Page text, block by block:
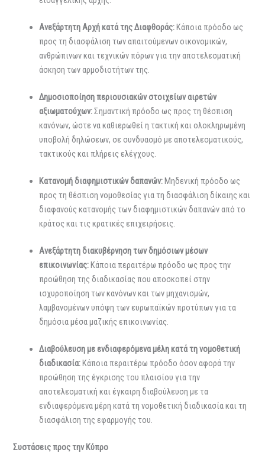
Ανεξάρτητη Αρχή κατά της Διαφθοράς:Κάποια πρόοδο ως
προς τη διασφάλιση των απαιτούμενων οικονομικών,
ανθρώπινων και τεχνικών πόρων για την αποτελεσματική
άσκηση των αρμοδιοτήτων της.
Δημοσιοποίησηπεριουσιακών στοιχείων αιρετών
αξιωματούχων:Σημαντική πρόοδο ως προς τη θέσπιση
κανόνων, ώστε να καθιερωθεί η τακτική και ολοκληρωμένη
υποβολή δηλώσεων, σε συνδυασμό με αποτελεσματικούς,
τακτικούς και πλήρεις ελέγχους.
Κατανομή διαφημιστικών δαπανών:Μηδενική πρόοδο ως
προς τη θέσπιση νομοθεσίας για τη διασφάλιση δίκαιης και
διαφανούς κατανομής των διαφημιστικών δαπανών από το
κράτος και τις κρατικές επιχειρήσεις.
Ανεξάρτητη διακυβέρνηση των δημόσιων μέσων
επικοινωνίας:Κάποια περαιτέρω πρόοδο ως προς την
προώθηση της διαδικασίας που αποσκοπεί στην
ισχυροποίηση των κανόνων και των μηχανισμών,
λαμβανομένων υπόψη των ευρωπαϊκών προτύπων για τα
δημόσια μέσα μαζικής επικοινωνίας.
Διαβούλευση με ενδιαφερόμενα μέλη κατά τη νομοθετική
διαδικασία:Κάποια περαιτέρω πρόοδο όσον αφορά την
προώθηση της έγκρισης του πλαισίου για την
αποτελεσματική και έγκαιρη διαβούλευση με τα
ενδιαφερόμενα μέρη κατά τη νομοθετική διαδικασία και τη
διασφάλιση της εφαρμογής του.
Συστάσεις προς την Κύπρο